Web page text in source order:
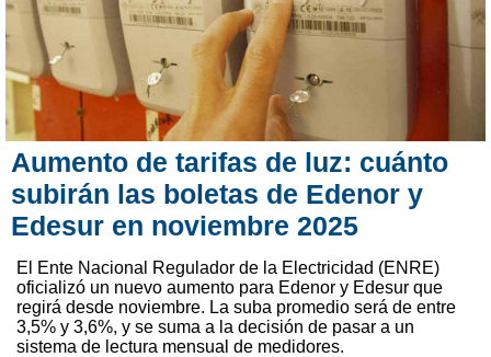
Aumento de tarifas de luz: cuánto
subirán las boletas de Edenor y
Edesur en noviembre 2025
El Ente Nacional Regulador de la Electricidad (ENRE)
oficializó un nuevo aumento para Edenor y Edesur que
regirá desde noviembre. La suba promedio será de entre
3,5% y 3,6%, y se suma a la decisión de pasar a un
sistema de lectura mensual de medidores.